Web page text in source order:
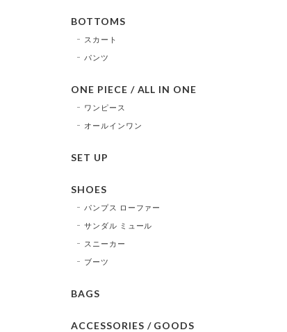
BOTTOMS
スカート
パンツ
ONE PIECE / ALL IN ONE
ワンピース
オールインワン
SET UP
SHOES
パンプス ローファー
サンダル ミュール
スニーカー
ブーツ
BAGS
ACCESSORIES / GOODS